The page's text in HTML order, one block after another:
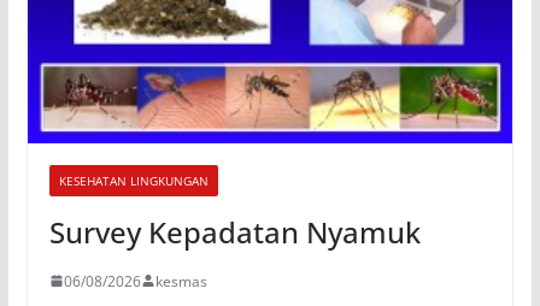
KESEHATAN LINGKUNGAN
Survey Kepadatan Nyamuk
06/08/2026 kesmas